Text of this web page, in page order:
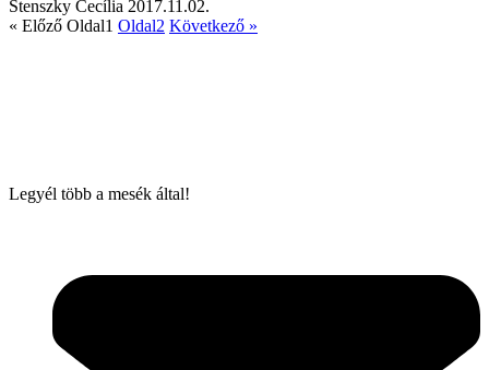
Stenszky Cecília 2017.11.02.
« Előző Oldal1 Oldal2 Következő »
Legyél több a mesék által!